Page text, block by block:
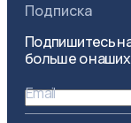
Подписка
Подпишитесь
больше о наших
Email